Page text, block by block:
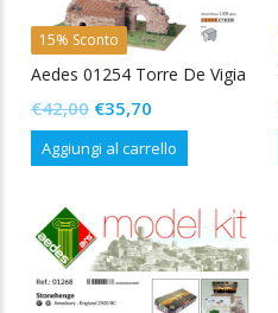
15% Sconto
Aedes 01254 Torre De Vigia
€42,00 Il
prezzo
originale
€42,00.
€35,70
prezzo
attuale
€35,70.
Aggiungi al carrello